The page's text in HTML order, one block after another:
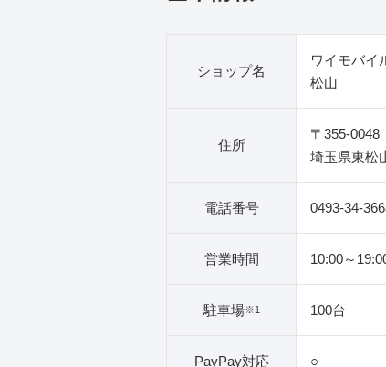
ショップ名
ワイモバイ
松山
住所
〒355-0048
埼玉県東松
電話番号 0493-34-
営業時間 10:00～
駐車場※1 100台
PayPay対応 ○